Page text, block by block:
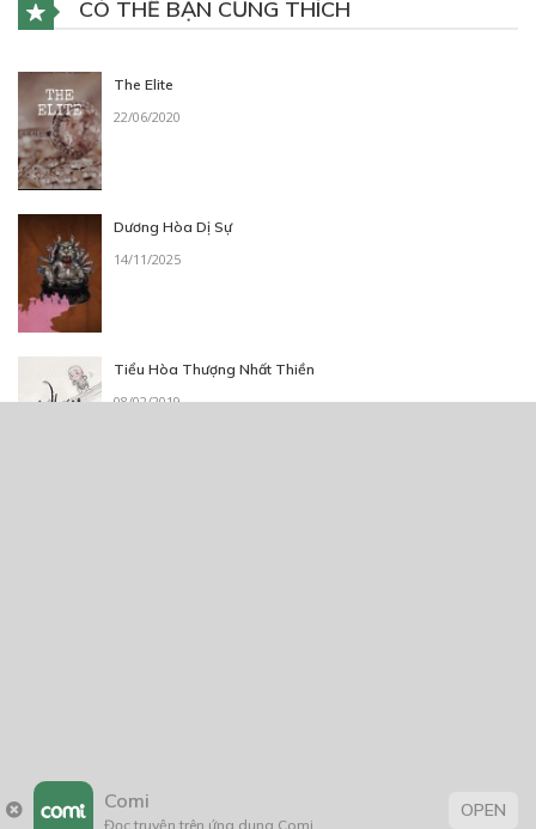
CÓ THỂ BẠN CŨNG THÍCH
The Elite
22/06/2020
Dương Hòa Dị Sự
14/11/2025
Tiểu Hòa Thượng Nhất Thiền
08/02/2019
Comi
Đọc truyện trên ứng dụng Comi
OPEN